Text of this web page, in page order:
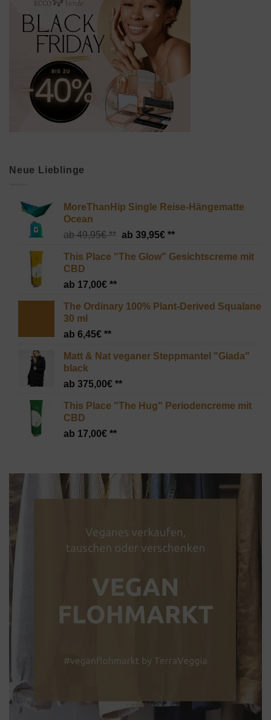
Neue Lieblinge
MoreThanHip Single Reise-Hängematte
Ocean
49,95€
Ursprünglicher
war:
39,95€
Aktueller
ist:
This Place "The Glow" Gesichtscreme mit
CBD
17,00€
The Ordinary 100% Plant-Derived Squalane
30 ml
6,45€
Matt & Nat veganer Steppmantel "Giada"
black
375,00€
This Place "The Hug" Periodencreme mit
CBD
17,00€